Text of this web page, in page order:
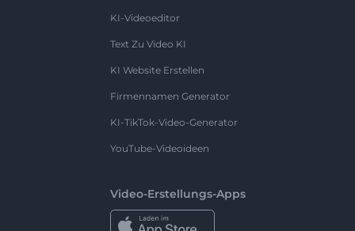
KI-Videoeditor
Text Zu Video KI
KI Website Erstellen
Firmennamen Generator
KI-TikTok-Video-Generator
YouTube-Videoideen
Video-Erstellungs-Apps